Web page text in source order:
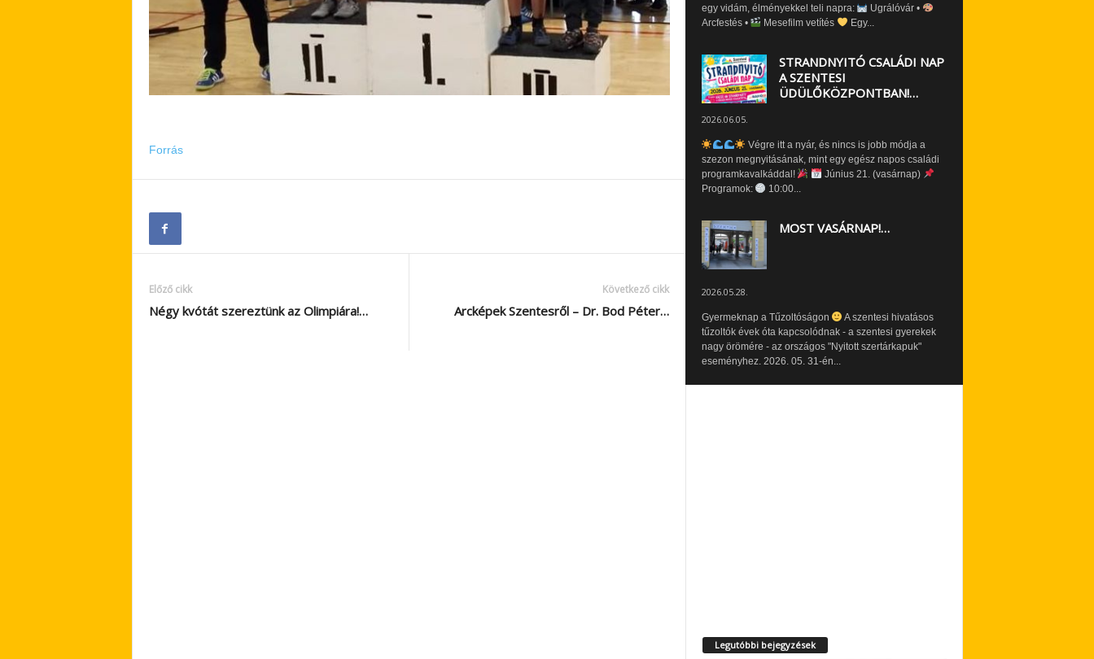
Forrás
Előző cikk
Négy kvótát szereztünk az Olimpiára!…
Következő cikk
Arcképek Szentesről – Dr. Bod Péter…
egy vidám, élményekkel teli napra:
Ugrálóvár •
Arcfestés •
Mesefilm vetítés Egy...
STRANDNYITÓ CSALÁDI NAP
A SZENTESI
ÜDÜLŐKÖZPONTBAN!…
2026.06.05.
Végre itt a nyár, és nincs is jobb módja a
szezon megnyitásának, mint egy egész napos családi
programkavalkáddal!
Június 21. (vasárnap)
Programok:
10:00...
MOST VASÁRNAP!…
2026.05.28.
Gyermeknap a Tűzoltóságon
A szentesi hivatásos
tűzoltók évek óta kapcsolódnak - a szentesi gyerekek
nagy örömére - az országos "Nyitott szertárkapuk"
eseményhez. 2026. 05. 31-én...
Legutóbbi bejegyzések